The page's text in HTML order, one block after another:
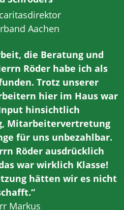
Aachen
die Beratung und
Röder habe ich als
Trotz unserer
hier im Haus war
hinsichtlich
Mitarbeitervertretung
für uns unbezahlbar.
Röder ausdrücklich
war wirklich Klasse!
hätten wir es nicht